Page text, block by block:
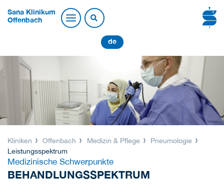
Sana Klinikum
Offenbach
de
Kliniken Offenbach Medizin & Pflege
Pneumologie
Leistungsspektrum
Medizinische Schwerpunkte
BEHANDLUNGSSPEKTRUM